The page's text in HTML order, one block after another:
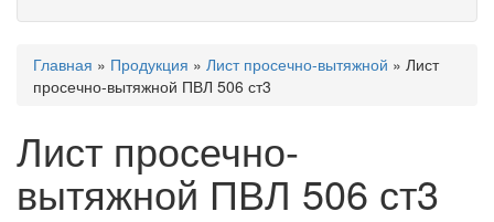
Вы
здесь
Главная » Продукция » Лист просечно-вытяжной » Лист
просечно-вытяжной ПВЛ 506 ст3
Лист просечно-
вытяжной ПВЛ 506 ст3